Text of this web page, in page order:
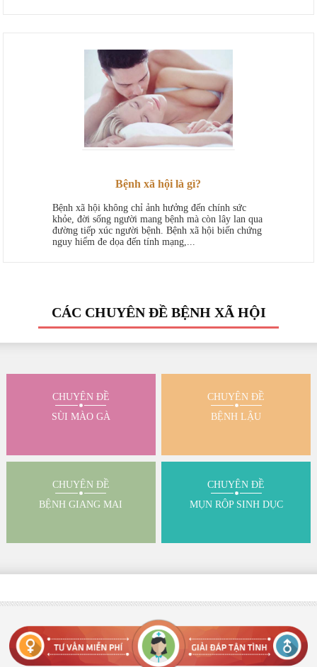
Bệnh xã hội là gì?
Bệnh xã hội không chỉ ảnh hưởng đến chính sức
khỏe, đời sống người mang bệnh mà còn lây lan qua
đường tiếp xúc người bệnh. Bệnh xã hội biến chứng
nguy hiểm đe dọa đến tính mạng,...
CÁC CHUYÊN ĐỀ BỆNH XÃ HỘI
CHUYÊN ĐỀ
SÙI MÀO GÀ
CHUYÊN ĐỀ
BỆNH LẬU
CHUYÊN ĐỀ
BỆNH GIANG MAI
CHUYÊN ĐỀ
MỤN RỘP SINH DỤC